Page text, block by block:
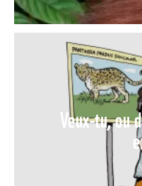
Veux-tu, ou